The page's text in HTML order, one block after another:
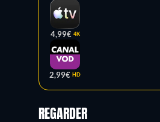
4,99€ 4K
2,99€ HD
REGARDER